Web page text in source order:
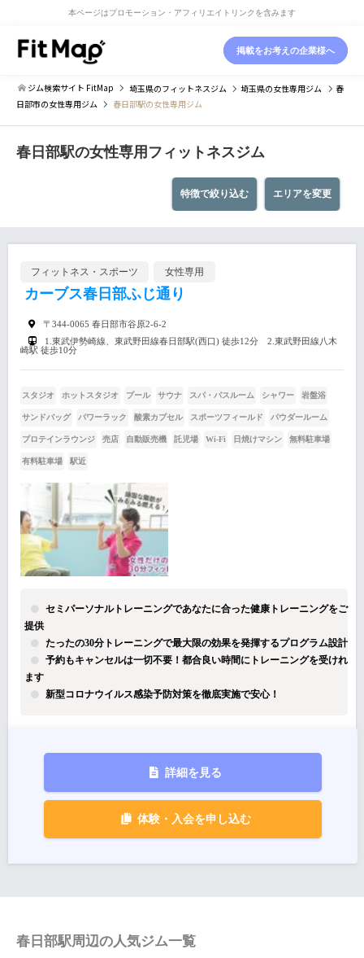
本ページはプロモーション・アフィリエイトリンクを含みます
掲載をお考えの企業様へ
ジム検索サイト FitMap 埼玉県のフィットネスジム 埼玉県の女性専用ジム
春
日部市の女性専用ジム 春日部駅の女性専用ジム
春日部駅の女性専用フィットネスジム
エリアを変更
特徴で絞り込む
フィットネス・スポーツ 女性専用
カーブス春日部ふじ通り
〒344-0065 春日部市谷原2-6-2
1.東武伊勢崎線、東武野田線春日部駅(西口) 徒歩12分 2.東武野田線八木
崎駅 徒歩10分
スタジオ ホットスタジオ プール サウナ スパ・バスルーム シャワー 岩盤浴
サンドバッグ パワーラック 酸素カプセル スポーツフィールド パウダールーム
プロテインラウンジ 売店 自動販売機 託児場 Wi-Fi 日焼けマシン 無料駐車場
有料駐車場 駅近
セミパーソナルトレーニングであなたに合った健康トレーニングをご
提供
たったの30分トレーニングで最大限の効果を発揮するプログラム設計
予約もキャンセルは一切不要！都合良い時間にトレーニングを受けれ
ます
新型コロナウイルス感染予防対策を徹底実施で安心！
詳細を見る
体験・入会を申し込む
春日部駅周辺の人気ジム一覧